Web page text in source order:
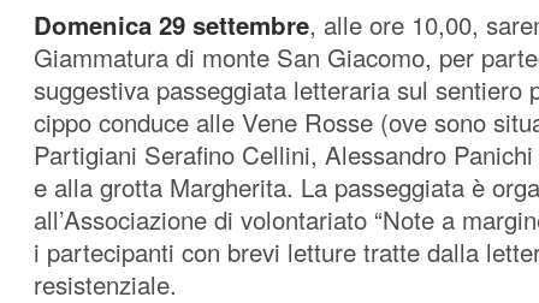
Domenica 29 settembre, alle ore 10,00,
Giammatura di monte San Giacomo, per
suggestiva passeggiata letteraria sul sentiero
cippo conduce alle Vene Rosse (ove sono
Partigiani Serafino Cellini, Alessandro
e alla grotta Margherita. La passeggiata è
all’Associazione di volontariato “Note a
i partecipanti con brevi letture tratte dalla
resistenziale.